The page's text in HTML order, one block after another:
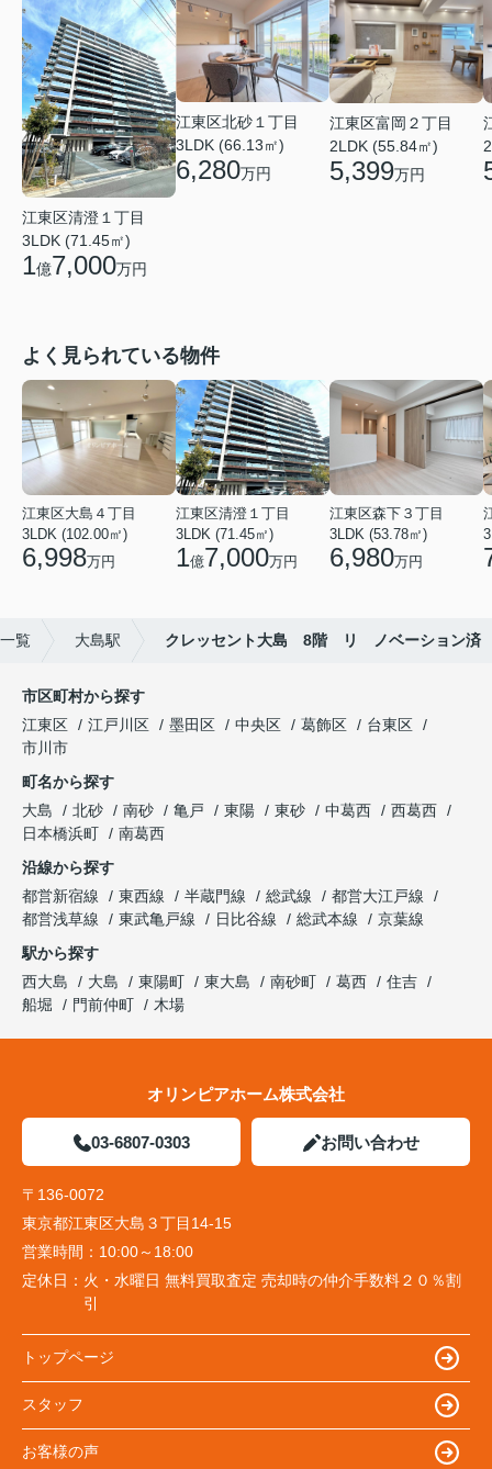
江東区清澄１丁目
3LDK (71.45㎡)
1億7,000万円
江東区北砂１丁目
3LDK (66.13㎡)
6,280万円
江東区富岡２丁目
2LDK (55.84㎡)
5,399万円
よく見られている物件
江東区大島４丁目
3LDK (102.00㎡)
6,998万円
江東区清澄１丁目
3LDK (71.45㎡)
1億7,000万円
江東区森下３丁目
3LDK (53.78㎡)
6,980万円
覧 大島駅 クレッセント大島 8階 リ ノベーション済
市区町村から探す
江東区
江戸川区 墨田区 中央区 葛飾区
台東区
市川市
町名から探す
大島
北砂 南砂 亀戸 東陽 東砂 中葛西
西葛西
日本橋浜町
南葛西
沿線から探す
都営新宿線
東西線 半蔵門線 総武線
都営大江戸線
都営浅草線
東武亀戸線 日比谷線 総武本線
京葉線
駅から探す
西大島
大島 東陽町 東大島 南砂町 葛西
住吉
船堀
門前仲町 木場
オリンピアホーム株式会社
03-6807-0303 お問い合わせ
〒136-0072
東京都江東区大島３丁目14-15
営業時間： 10:00～18:00
定休日： 火・水曜日 無料買取査定 売却時の仲介手数料２０％割
引
トップページ
スタッフ
お客様の声